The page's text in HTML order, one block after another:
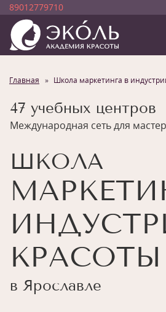
89012779710
Главная Школа маркетинга в
47 учебных центров
Международная сеть для
ШКОЛА
КРАСОТЫ
в Ярославле